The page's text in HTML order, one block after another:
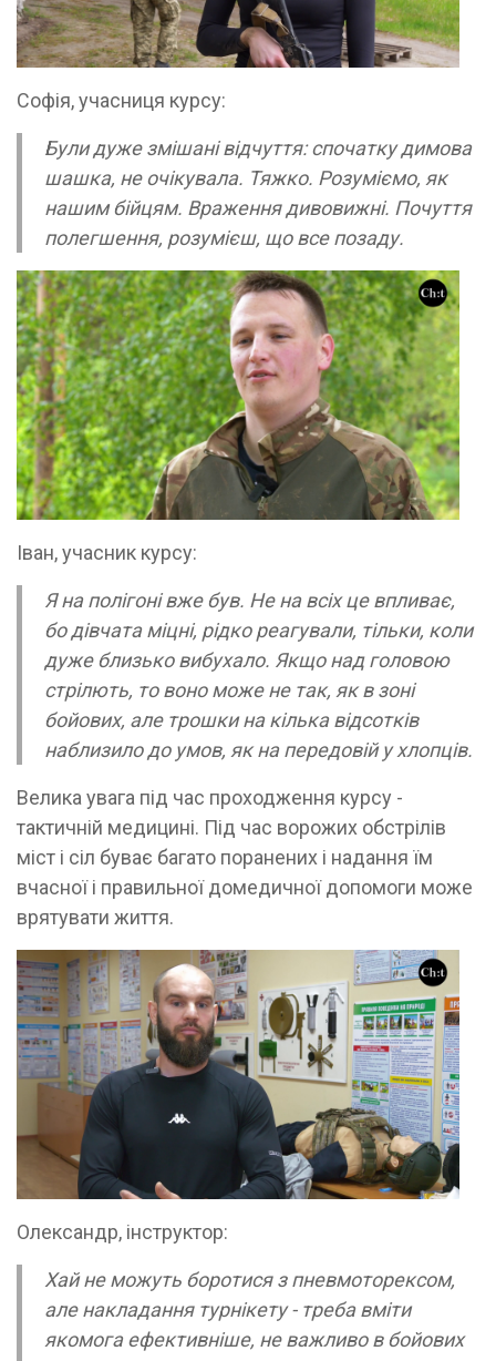
Софія, учасниця курсу:
Були дуже змішані відчуття: спочатку димова
шашка, не очікувала. Тяжко. Розуміємо, як
нашим бійцям. Враження дивовижні. Почуття
полегшення, розумієш, що все позаду.
Іван, учасник курсу:
Я на полігоні вже був. Не на всіх це впливає,
бо дівчата міцні, рідко реагували, тільки, коли
дуже близько вибухало. Якщо над головою
стрілють, то воно може не так, як в зоні
бойових, але трошки на кілька відсотків
наблизило до умов, як на передовій у хлопців.
Велика увага під час проходження курсу -
тактичній медицині. Під час ворожих обстрілів
міст і сіл буває багато поранених і надання їм
вчасної і правильної домедичної допомоги може
врятувати життя.
Олександр, інструктор:
Хай не можуть боротися з пневмоторексом,
але накладання турнікету - треба вміти
якомога ефективніше, не важливо в бойових